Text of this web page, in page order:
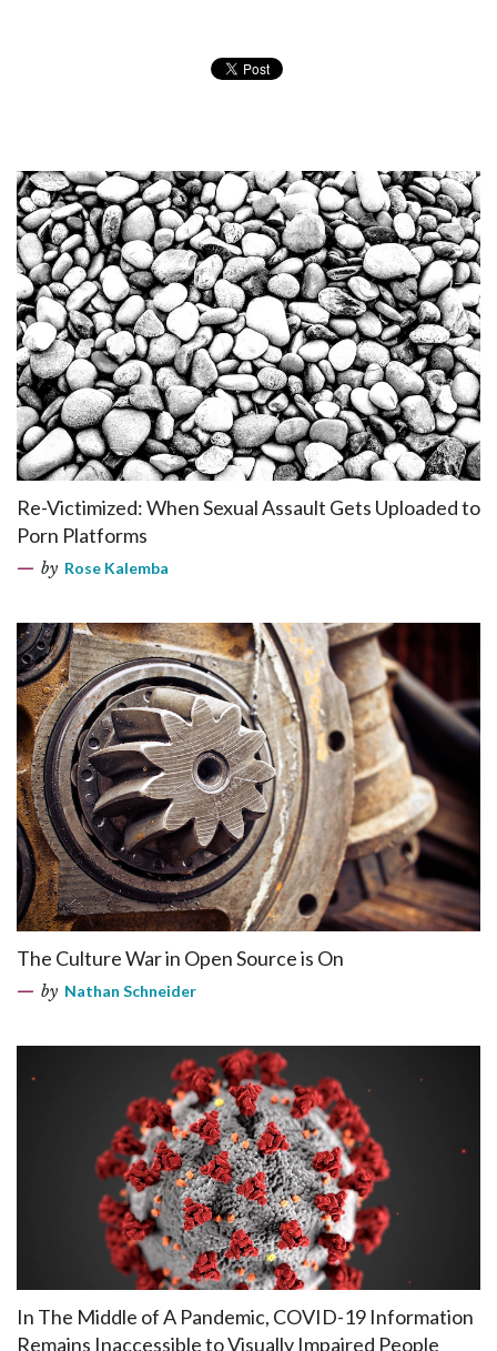
Re-Victimized: When Sexual Assault Gets Uploaded to
Porn Platforms
by Rose Kalemba
The Culture War in Open Source is On
by Nathan Schneider
In The Middle of A Pandemic, COVID-19 Information
Remains Inaccessible to Visually Impaired People